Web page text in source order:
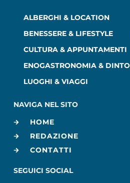
ALBERGHI & LOCATION
BENESSERE & LIFESTYLE
CULTURA & APPUNTAMENTI
ENOGASTRONOMIA &
LUOGHI & VIAGGI
NAVIGA NEL SITO
HOME
REDAZIONE
CONTATTI
SEGUICI SOCIAL